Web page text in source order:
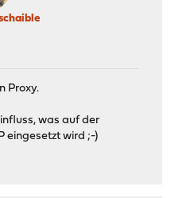
Proxy.
was auf der
eingesetzt wird ;-)